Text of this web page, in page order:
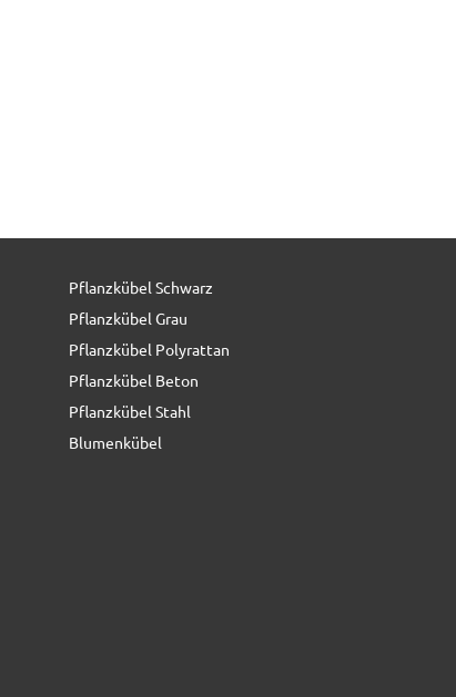
Pflanzkübel Schwarz
Pflanzkübel Grau
Pflanzkübel Polyrattan
Pflanzkübel Beton
Pflanzkübel Stahl
Blumenkübel